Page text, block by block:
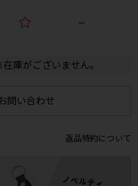
—
庫がございません。
問い合わせ
返品特約について